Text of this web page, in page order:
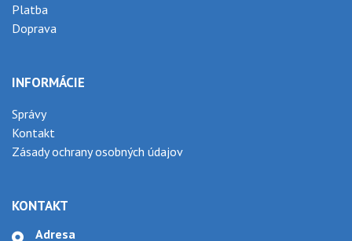
Platba
Doprava
INFORMÁCIE
Správy
Kontakt
Zásady ochrany osobných údajov
KONTAKT
Adresa